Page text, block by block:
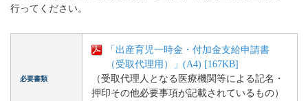
行ってください。
必要書類
「出産育児一時金・付加金支給申請書
（受取代理用）」(A4) [167KB]
（受取代理人となる医療機関等による記名・
押印その他必要事項が記載されているもの）